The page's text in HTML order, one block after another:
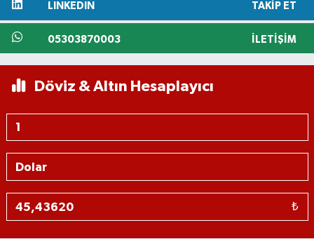
LINKEDIN TAKIP ET
05303870003 İLETIŞIM
Döviz & Altın Hesaplayıcı
₺